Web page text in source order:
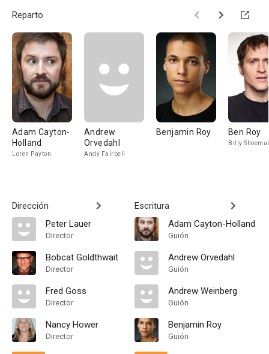
Reparto
Adam Cayton-
Holland
Loren Payton
Andrew
Orvedahl
Andy Fairbell
Benjamin Roy Ben Roy
Billy
Dirección
Peter Lauer
Director
Bobcat Goldthwait
Director
Fred Goss
Director
Nancy Hower
Director
Escritura
Adam Cayton-Holland
Guión
Andrew Orvedahl
Guión
Andrew Weinberg
Guión
Benjamin Roy
Guión